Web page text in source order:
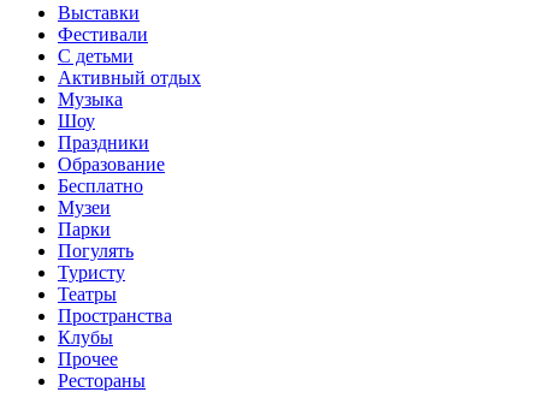
Выставки
Фестивали
С детьми
Активный отдых
Музыка
Шоу
Праздники
Образование
Бесплатно
Музеи
Парки
Погулять
Туристу
Театры
Пространства
Клубы
Прочее
Рестораны